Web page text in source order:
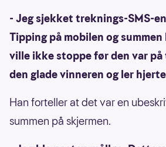
- Jeg sjekket treknings-SMS-
Tipping på mobilen og summen
ville ikke stoppe før den var
den glade vinneren og ler
Han forteller at det var en
summen på skjermen.